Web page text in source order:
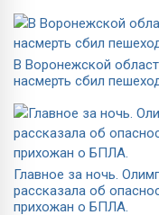
В Воронежской
насмерть сбил
Главное за ночь.
рассказала об
прихожан о БПЛА.